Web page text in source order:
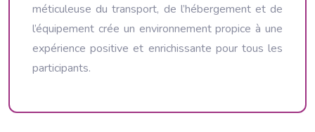
méticuleuse du transport, de l’hébergement et de
l’équipement crée un environnement propice à une
expérience positive et enrichissante pour tous les
participants.